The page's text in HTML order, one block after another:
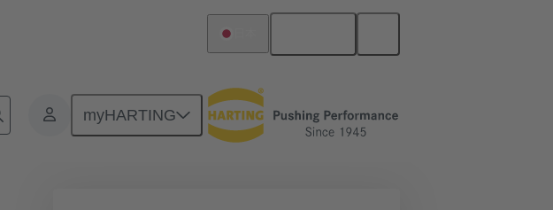
myHARTING
ケーブルグランド 09 00 000 5064